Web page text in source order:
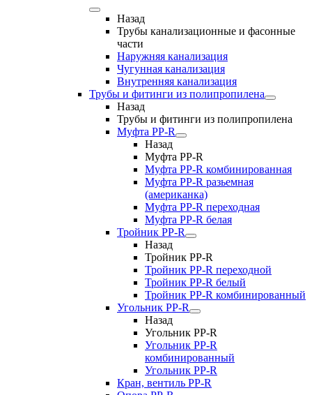
Назад
Трубы канализационные и фасонные
части
Наружняя канализация
Чугунная канализация
Внутренняя канализация
Трубы и фитинги из полипропилена
Назад
Трубы и фитинги из полипропилена
Муфта PP-R
Назад
Муфта PP-R
Муфта РР-R комбинированная
Муфта РР-R разьемная
(американка)
Муфта РР-R переходная
Муфта РР-R белая
Тройник PP-R
Назад
Тройник PP-R
Тройник РР-R переходной
Тройник РР-R белый
Тройник РР-R комбинированный
Угольник PP-R
Назад
Угольник PP-R
Угольник РР-R
комбинированный
Угольник РР-R
Кран, вентиль PP-R